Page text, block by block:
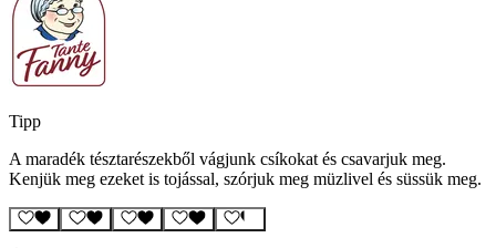
Tipp
A maradék tésztarészekből vágjunk csíkokat és csavarjuk meg.
Kenjük meg ezeket is tojással, szórjuk meg müzlivel és süssük meg.